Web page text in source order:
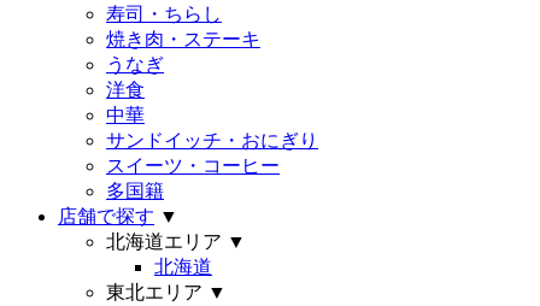
寿司・ちらし
焼き肉・ステーキ
うなぎ
洋食
中華
サンドイッチ・おにぎり
スイーツ・コーヒー
多国籍
店舗で探す ▼
北海道エリア ▼
北海道
東北エリア ▼